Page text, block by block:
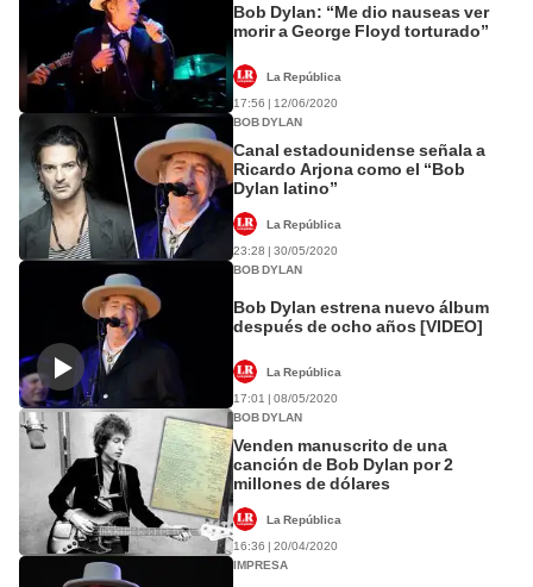
Bob Dylan: “Me dio nauseas ver
morir a George Floyd torturado”
La República
17:56 | 12/06/2020
BOB DYLAN
Canal estadounidense señala a
Ricardo Arjona como el “Bob
Dylan latino”
La República
23:28 | 30/05/2020
BOB DYLAN
Bob Dylan estrena nuevo álbum
después de ocho años [VIDEO]
La República
17:01 | 08/05/2020
BOB DYLAN
Venden manuscrito de una
canción de Bob Dylan por 2
millones de dólares
La República
16:36 | 20/04/2020
IMPRESA